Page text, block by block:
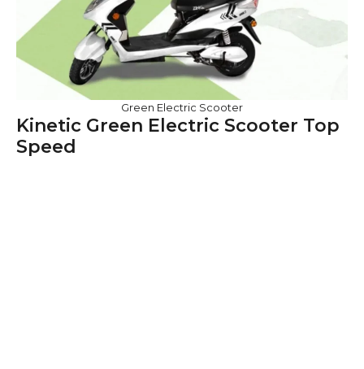
Green Electric Scooter
Kinetic Green Electric Scooter Top
Speed